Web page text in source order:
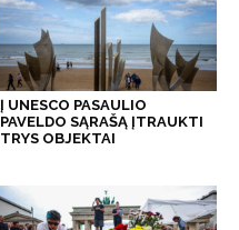
Į UNESCO PASAULIO
PAVELDO SĄRAŠĄ ĮTRAUKTI
TRYS OBJEKTAI